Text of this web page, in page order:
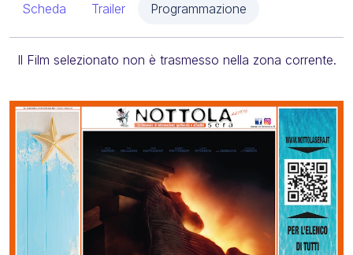
Scheda Trailer Programmazione
Il Film selezionato non è trasmesso nella zona corrente.